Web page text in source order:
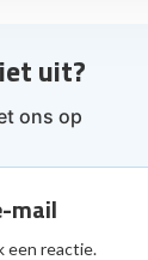
uit?
ons op
mail
een reactie.